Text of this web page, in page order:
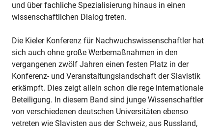
und über fachliche Spezialisierung hinaus in einen
wissenschaftlichen Dialog treten.
Die Kieler Konferenz für Nachwuchswissenschaftler hat
sich auch ohne große Werbemaßnahmen in den
vergangenen zwölf Jahren einen festen Platz in der
Konferenz- und Veranstaltungslandschaft der Slavistik
erkämpft. Dies zeigt allein schon die rege internationale
Beteiligung. In diesem Band sind junge Wissenschaftler
von verschiedenen deutschen Universitäten ebenso
vetreten wie Slavisten aus der Schweiz, aus Russland,